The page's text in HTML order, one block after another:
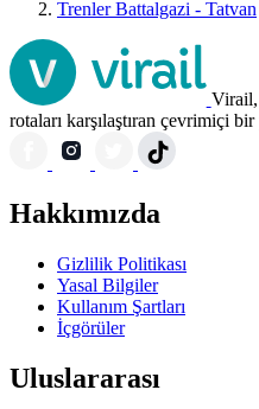
Trenler Battalgazi - Tatvan
Virail,
rotaları karşılaştıran çevrimiçi
Hakkımızda
Gizlilik Politikası
Yasal Bilgiler
Kullanım Şartları
İçgörüler
Uluslararası